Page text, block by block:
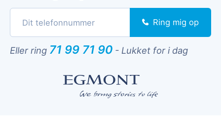
Ring mig op
Eller ring 71 99 71 90 - Lukket for i dag